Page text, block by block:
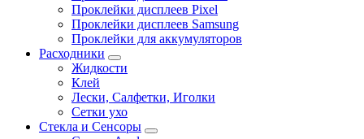
Проклейки дисплеев Pixel
Проклейки дисплеев Samsung
Проклейки для аккумуляторов
Расходники
Жидкости
Клей
Лески, Салфетки, Иголки
Сетки ухо
Стекла и Сенсоры